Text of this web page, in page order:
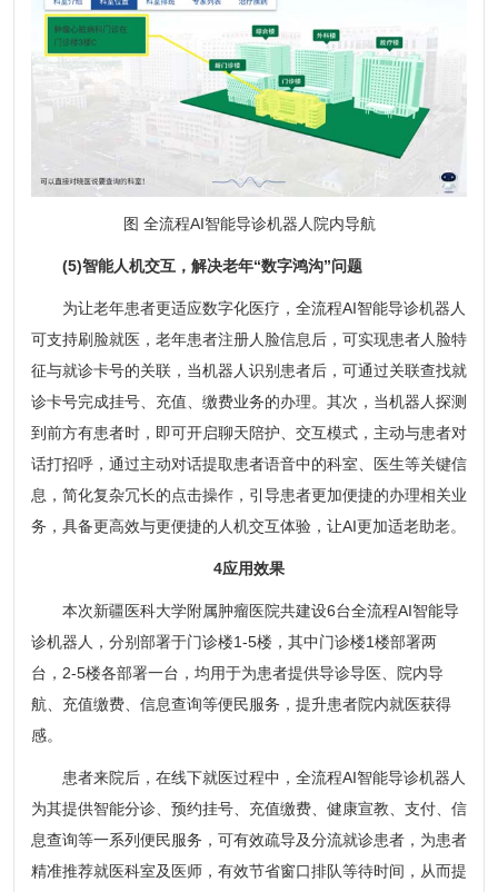
图 全流程AI智能导诊机器人院内导航
(5)智能人机交互，解决老年“数字鸿沟”问题
为让老年患者更适应数字化医疗，全流程AI智能导诊机器人
可支持刷脸就医，老年患者注册人脸信息后，可实现患者人脸特
征与就诊卡号的关联，当机器人识别患者后，可通过关联查找就
诊卡号完成挂号、充值、缴费业务的办理。其次，当机器人探测
到前方有患者时，即可开启聊天陪护、交互模式，主动与患者对
话打招呼，通过主动对话提取患者语音中的科室、医生等关键信
息，简化复杂冗长的点击操作，引导患者更加便捷的办理相关业
务，具备更高效与更便捷的人机交互体验，让AI更加适老助老。
4应用效果
本次新疆医科大学附属肿瘤医院共建设6台全流程AI智能导
诊机器人，分别部署于门诊楼1-5楼，其中门诊楼1楼部署两
台，2-5楼各部署一台，均用于为患者提供导诊导医、院内导
航、充值缴费、信息查询等便民服务，提升患者院内就医获得
感。
患者来院后，在线下就医过程中，全流程AI智能导诊机器人
为其提供智能分诊、预约挂号、充值缴费、健康宣教、支付、信
息查询等一系列便民服务，可有效疏导及分流就诊患者，为患者
精准推荐就医科室及医师，有效节省窗口排队等待时间，从而提